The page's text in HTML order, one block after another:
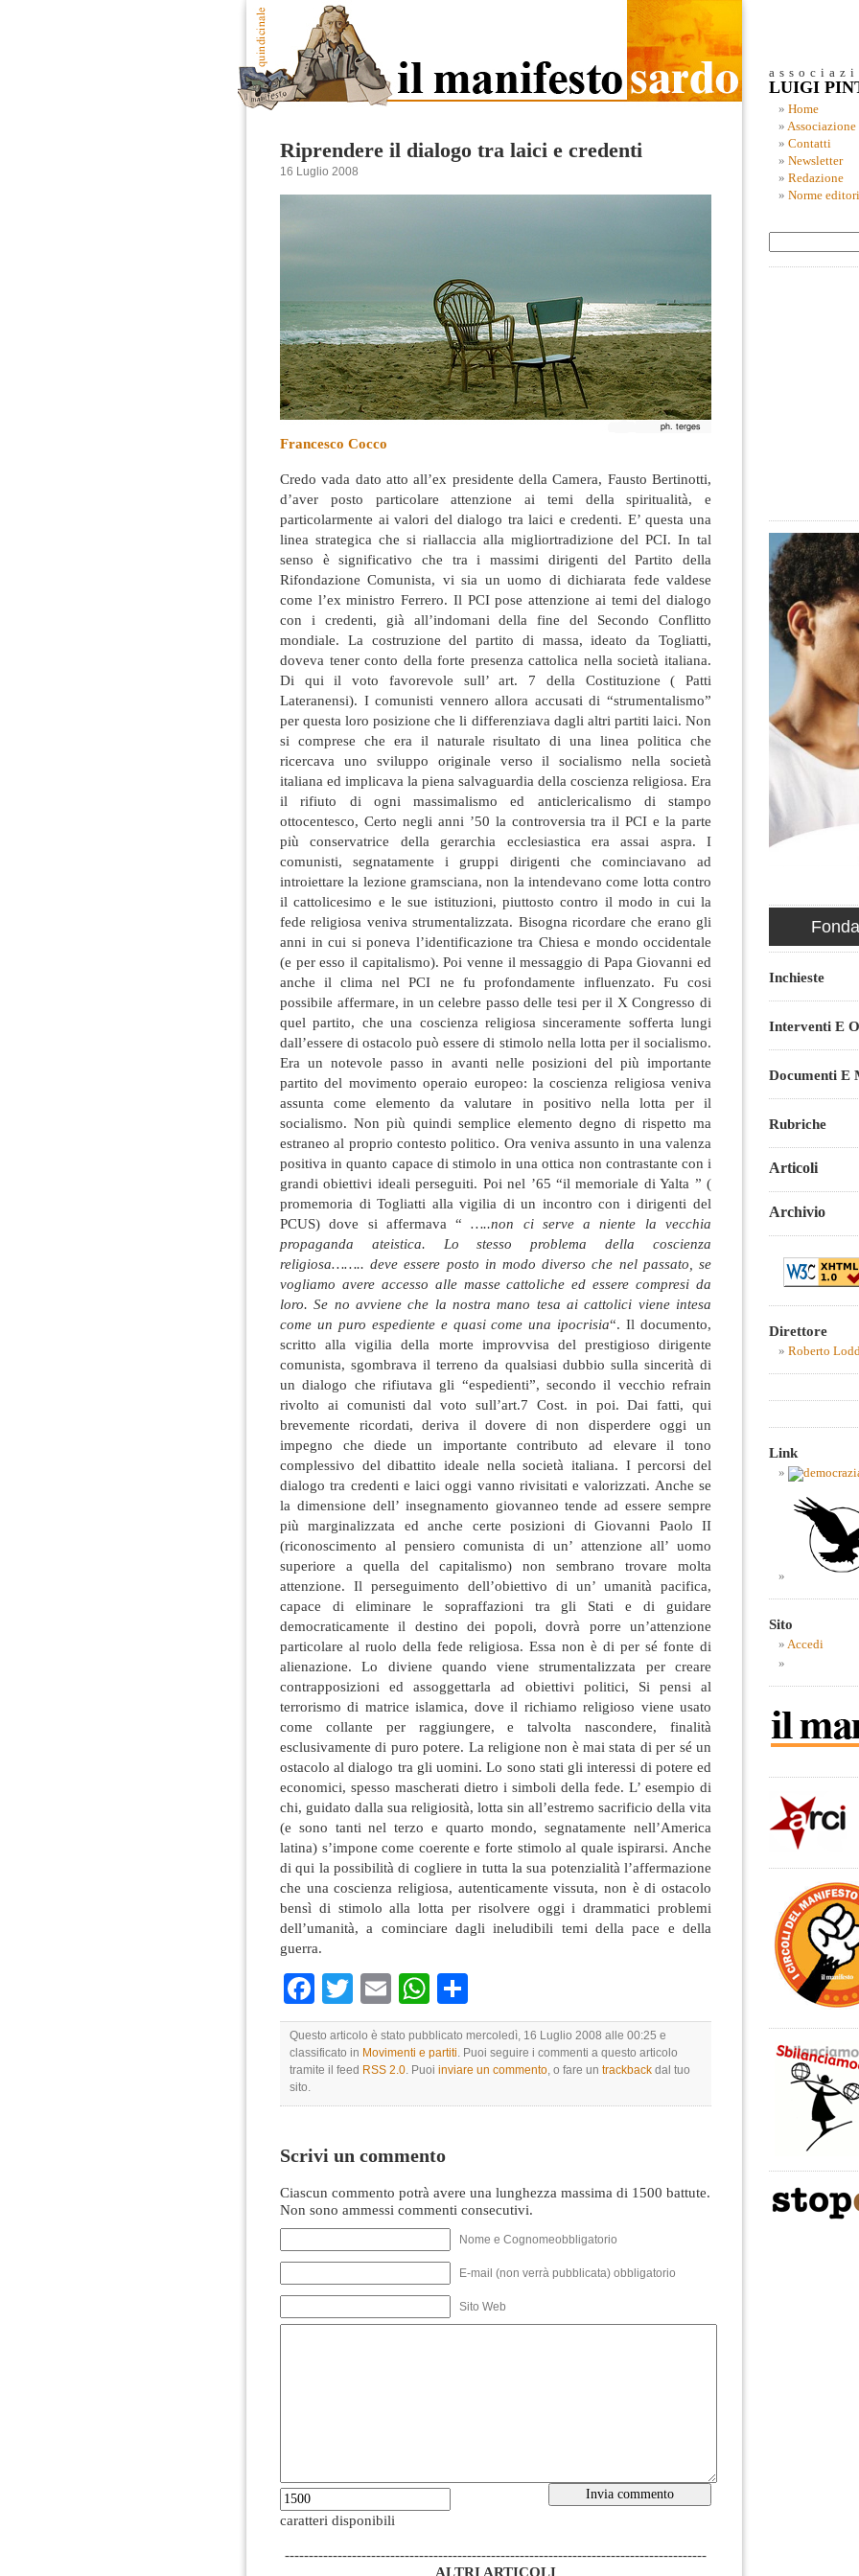
Riprendere il dialogo tra laici e credenti
16 Luglio 2008
Francesco Cocco
Credo vada dato atto all’ex presidente della Camera, Fausto Bertinotti,
d’aver posto particolare attenzione ai temi della spiritualità, e
particolarmente ai valori del dialogo tra laici e credenti. E’ questa una
linea strategica che si riallaccia alla migliortradizione del PCI. In tal
senso è significativo che tra i massimi dirigenti del Partito della
Rifondazione Comunista, vi sia un uomo di dichiarata fede valdese
come l’ex ministro Ferrero. Il PCI pose attenzione ai temi del dialogo
con i credenti, già all’indomani della fine del Secondo Conflitto
mondiale. La costruzione del partito di massa, ideato da Togliatti,
doveva tener conto della forte presenza cattolica nella società italiana.
Di qui il voto favorevole sull’ art. 7 della Costituzione ( Patti
Lateranensi). I comunisti vennero allora accusati di “strumentalismo”
per questa loro posizione che li differenziava dagli altri partiti laici. Non
si comprese che era il naturale risultato di una linea politica che
ricercava uno sviluppo originale verso il socialismo nella società
italiana ed implicava la piena salvaguardia della coscienza religiosa. Era
il rifiuto di ogni massimalismo ed anticlericalismo di stampo
ottocentesco, Certo negli anni ’50 la controversia tra il PCI e la parte
più conservatrice della gerarchia ecclesiastica era assai aspra. I
comunisti, segnatamente i gruppi dirigenti che cominciavano ad
introiettare la lezione gramsciana, non la intendevano come lotta contro
il cattolicesimo e le sue istituzioni, piuttosto contro il modo in cui la
fede religiosa veniva strumentalizzata. Bisogna ricordare che erano gli
anni in cui si poneva l’identificazione tra Chiesa e mondo occidentale
(e per esso il capitalismo). Poi venne il messaggio di Papa Giovanni ed
anche il clima nel PCI ne fu profondamente influenzato. Fu cosi
possibile affermare, in un celebre passo delle tesi per il X Congresso di
quel partito, che una coscienza religiosa sinceramente sofferta lungi
dall’essere di ostacolo può essere di stimolo nella lotta per il socialismo.
Era un notevole passo in avanti nelle posizioni del più importante
partito del movimento operaio europeo: la coscienza religiosa veniva
assunta come elemento da valutare in positivo nella lotta per il
socialismo. Non più quindi semplice elemento degno di rispetto ma
estraneo al proprio contesto politico. Ora veniva assunto in una valenza
positiva in quanto capace di stimolo in una ottica non contrastante con i
grandi obiettivi ideali perseguiti. Poi nel ’65 “il memoriale di Yalta ” (
promemoria di Togliatti alla vigilia di un incontro con i dirigenti del
PCUS) dove si affermava “ …..non ci serve a niente la vecchia
propaganda ateistica. Lo stesso problema della coscienza
religiosa…….. deve essere posto in modo diverso che nel passato, se
vogliamo avere accesso alle masse cattoliche ed essere compresi da
loro. Se no avviene che la nostra mano tesa ai cattolici viene intesa
come un puro espediente e quasi come una ipocrisia“. Il documento,
scritto alla vigilia della morte improvvisa del prestigioso dirigente
comunista, sgombrava il terreno da qualsiasi dubbio sulla sincerità di
un dialogo che rifiutava gli “espedienti”, secondo il vecchio refrain
rivolto ai comunisti dal voto sull’art.7 Cost. in poi. Dai fatti, qui
brevemente ricordati, deriva il dovere di non disperdere oggi un
impegno che diede un importante contributo ad elevare il tono
complessivo del dibattito ideale nella società italiana. I percorsi del
dialogo tra credenti e laici oggi vanno rivisitati e valorizzati. Anche se
la dimensione dell’ insegnamento giovanneo tende ad essere sempre
più marginalizzata ed anche certe posizioni di Giovanni Paolo II
(riconoscimento al pensiero comunista di un’ attenzione all’ uomo
superiore a quella del capitalismo) non sembrano trovare molta
attenzione. Il perseguimento dell’obiettivo di un’ umanità pacifica,
capace di eliminare le sopraffazioni tra gli Stati e di guidare
democraticamente il destino dei popoli, dovrà porre un’attenzione
particolare al ruolo della fede religiosa. Essa non è di per sé fonte di
alienazione. Lo diviene quando viene strumentalizzata per creare
contrapposizioni ed assoggettarla ad obiettivi politici, Si pensi al
terrorismo di matrice islamica, dove il richiamo religioso viene usato
come collante per raggiungere, e talvolta nascondere, finalità
esclusivamente di puro potere. La religione non è mai stata di per sé un
ostacolo al dialogo tra gli uomini. Lo sono stati gli interessi di potere ed
economici, spesso mascherati dietro i simboli della fede. L’ esempio di
chi, guidato dalla sua religiosità, lotta sin all’estremo sacrificio della vita
(e sono tanti nel terzo e quarto mondo, segnatamente nell’America
latina) s’impone come coerente e forte stimolo al quale ispirarsi. Anche
di qui la possibilità di cogliere in tutta la sua potenzialità l’affermazione
che una coscienza religiosa, autenticamente vissuta, non è di ostacolo
bensì di stimolo alla lotta per risolvere oggi i drammatici problemi
dell’umanità, a cominciare dagli ineludibili temi della pace e della
guerra.
Facebook
TwitterEmailWhatsApp
Questo articolo è stato pubblicato mercoledì, 16 Luglio 2008 alle 00:25 e
classificato in Movimenti e partiti. Puoi seguire i commenti a questo articolo
tramite il feed RSS 2.0. Puoi inviare un commento, o fare un trackback dal tuo
sito.
Scrivi un commento
Ciascun commento potrà avere una lunghezza massima di 1500 battute.
Non sono ammessi commenti consecutivi.
Nome e Cognomeobbligatorio
E-mail (non verrà pubblicata) obbligatorio
Sito Web
caratteri disponibili
----------------------------------------------------------------------------------------
ALTRI ARTICOLI
LUIGI
Home
Associazione
Contatti
Newsletter
Redazione
Norme
Inchieste
Interventi E
Documenti E
Rubriche
Articoli
Archivio
Direttore
Roberto
Link
Sito
Accedi